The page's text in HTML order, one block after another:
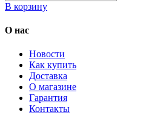
В корзину
О нас
Новости
Как купить
Доставка
О магазине
Гарантия
Контакты